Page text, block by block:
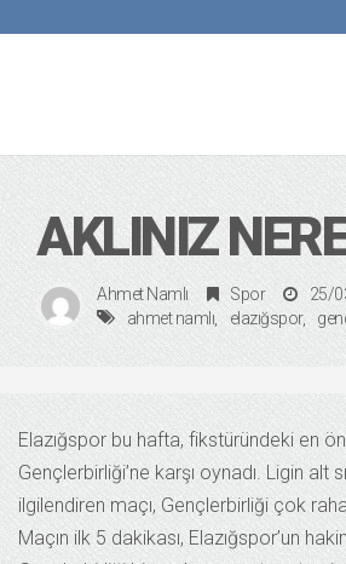
AKLINIZ
Ahmet Namlı Spor
25/
ahmet namlı
elazığspor
Elazığspor bu hafta, fikstüründeki en
Gençlerbirliği’ne karşı oynadı. Ligin alt
ilgilendiren maçı, Gençlerbirliği çok
Maçın ilk 5 dakikası, Elazığspor’un